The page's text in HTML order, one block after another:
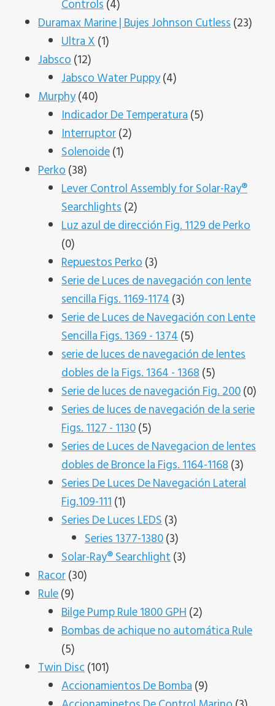
Controls 44
productos
Duramax Marine | Bujes Johnson Cutless 2323
Ultra X 11
Jabsco 1212
productos
Jabsco Water Puppy 44
Murphy 4040
productos
Indicador De Temperatura 55
Interruptor 22
Solenoide 11
Perko 3838
productos
Lever Control Assembly for Solar-Ray®
Searchlights 22
productos
Luz azul de dirección Fig. 1129 de Perko
00
productos
Repuestos Perko 33
productos
Serie de Luces de navegación con lente
sencilla Figs. 1169-1174 33
productos
Serie de Luces de Navegación con Lente
Sencilla Figs. 1369 - 1374 55
productos
serie de luces de navegación de lentes
dobles de la Figs. 1364 - 1368 55
productos
Serie de luces de navegación Fig. 200 00
Series de luces de navegación de la serie
Figs. 1127 - 1130 55
productos
Series de Luces de Navegacion de lentes
dobles de Bronce la Figs. 1164-1168 33
Series De Luces De Navegación Lateral
Fig.109-111 11
producto
Series De Luces LEDS 33
productos
Series 1377-1380 33
productos
Solar-Ray® Searchlight 33
Racor 3030
Rule 99
productos
Bilge Pump Rule 1800 GPH 22
productos
Bombas de achique no automática Rule
55
productos
Twin Disc 101101
productos
Accionamientos De Bomba 99